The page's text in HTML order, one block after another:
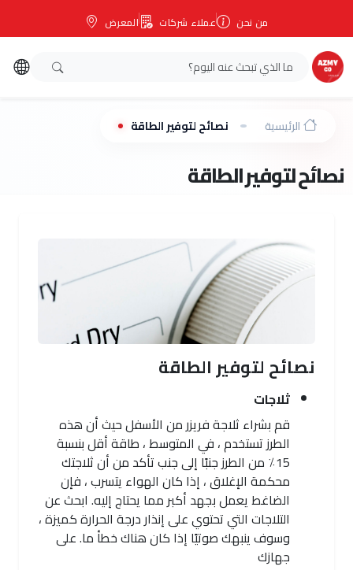
من نحن عملاء شركات المعرض
الرئيسية نصائح لتوفير الطاقة
نصائح لتوفير الطاقة
نصائح لتوفير الطاقة
ثلاجات
قم بشراء ثلاجة فريزر من الأسفل حيث أن هذه
الطرز تستخدم ، في المتوسط ​​، طاقة أقل بنسبة
15٪ من الطرز جنبًا إلى جنب تأكد من أن ثلاجتك
محكمة الإغلاق ، إذا كان الهواء يتسرب ، فإن
الضاغط يعمل بجهد أكبر مما يحتاج إليه. ابحث عن
التلاجات التي تحتوي على إنذار درجة الحرارة كميزة ،
وسوف ينبهك صوتيًا إذا كان هناك خطأ ما. على
جهازك